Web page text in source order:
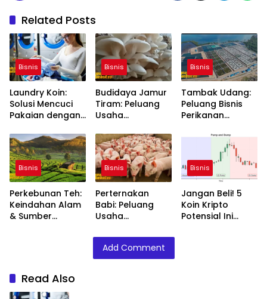
Related Posts
Bisnis
Laundry Koin:
Solusi Mencuci
Pakaian dengan
Bisnis
Budidaya Jamur
Tiram: Peluang
Usaha
Bisnis
Tambak Udang:
Peluang Bisnis
Perikanan
Ekonomi Tinggi
Bisnis
Perkebunan Teh:
Keindahan Alam
& Sumber
Bisnis
Perternakan
Babi: Peluang
Usaha
dengan
Manajemen
Modern
Bisnis
Jangan Beli! 5
Koin Kripto
Potensial Ini
Add Comment
Read Also